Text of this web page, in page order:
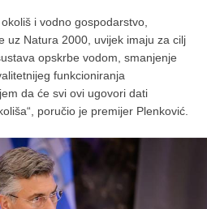
i vodno gospodarstvo,
uz Natura 2000, uvijek imaju za cilj
opskrbe vodom, smanjenje
funkcioniranja
da će svi ovi ugovori dati
poručio je premijer Plenković.